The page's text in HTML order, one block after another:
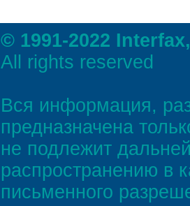
© 1991-2022
All rights reserved
Вся информация,
предназначена
не подлежит
распространению в
письменного